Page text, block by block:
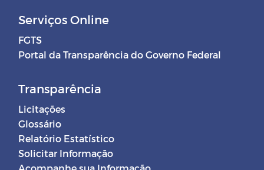
Serviços Online
FGTS
Portal da Transparência do Governo Federal
Transparência
Licitações
Glossário
Relatório Estatístico
Solicitar Informação